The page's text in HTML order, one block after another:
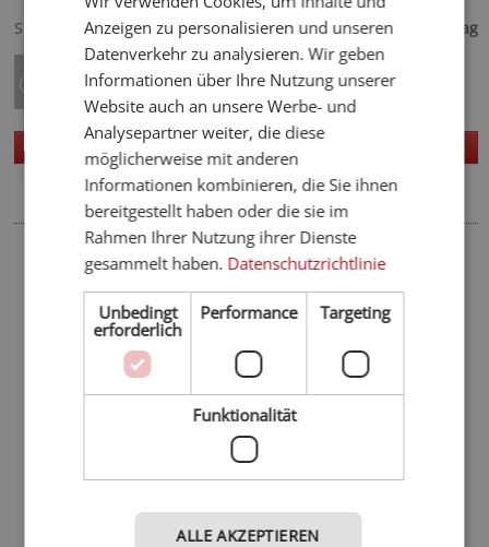
Spezialisiert auf ab50,- € pro Tag
Homepage
Das könnte Sie auch interessieren
Hotels an der Piste
Skihotels
Orte in der Umgebung
Dolomiten
Innichen
Toblach
Niederdorf
Prags
Sexten
GERMAN
Anzeigen zu personalisieren und unseren
Datenverkehr zu analysieren. Wir geben
Informationen über Ihre Nutzung unserer
Website auch an unsere Werbe- und
Analysepartner weiter, die diese
möglicherweise mit anderen
Informationen kombinieren, die Sie ihnen
bereitgestellt haben oder die sie im
Rahmen Ihrer Nutzung ihrer Dienste
gesammelt haben. Datenschutzrichtlinie
Unbedingt
erforderlich
Performance Targeting
Funktionalität
ALLE AKZEPTIEREN